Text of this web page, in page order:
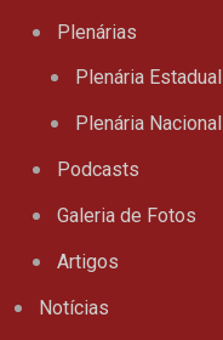
Plenárias
Plenária Estadual
Plenária Nacional
Podcasts
Galeria de Fotos
Artigos
Notícias